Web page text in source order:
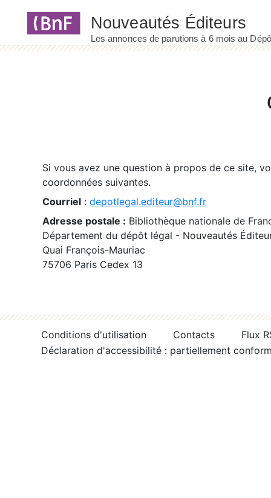
Si vous avez une question à propos de ce site,
coordonnées suivantes.
Courriel : depotlegal.editeur@bnf.fr
Adresse postale : Bibliothèque nationale de
Département du dépôt légal - Nouveautés
Quai François-Mauriac
75706 Paris Cedex 13
Conditions d'utilisation Contacts
Flux
Déclaration d'accessibilité : partiellement